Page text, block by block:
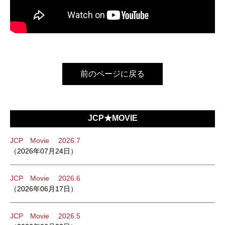
前のページに戻る
JCP★MOVIE
JCP Movie 2026.7
（2026年07月24日）
JCP Movie 2026.6
（2026年06月17日）
JCP Movie 2026.5